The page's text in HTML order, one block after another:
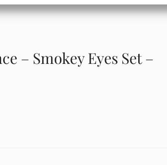
– Smokey Eyes Set –